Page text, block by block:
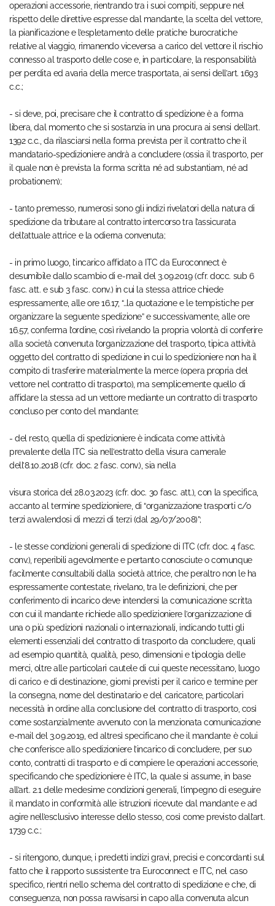
operazioni accessorie, rientrando tra i suoi compiti, seppure nel
rispetto delle direttive espresse dal mandante, la scelta del vettore,
la pianificazione e l’espletamento delle pratiche burocratiche
relative al viaggio, rimanendo viceversa a carico del vettore il rischio
connesso al trasporto delle cose e, in particolare, la responsabilità
per perdita ed avaria della merce trasportata, ai sensi dell’art. 1693
c.c.;
- si deve, poi, precisare che il contratto di spedizione è a forma
libera, dal momento che si sostanzia in una procura ai sensi dell’art.
1392 c.c., da rilasciarsi nella forma prevista per il contratto che il
mandatario-spedizioniere andrà a concludere (ossia il trasporto, per
il quale non è prevista la forma scritta né ad substantiam, né ad
probationem);
- tanto premesso, numerosi sono gli indizi rivelatori della natura di
spedizione da tributare al contratto intercorso tra l’assicurata
dell’attuale attrice e la odierna convenuta;
- in primo luogo, l’incarico affidato a ITC da Euroconnect è
desumibile dallo scambio di e-mail del 3.09.2019 (cfr. docc. sub 6
fasc. att. e sub 3 fasc. conv.) in cui la stessa attrice chiede
espressamente, alle ore 16.17, “…la quotazione e le tempistiche per
organizzare la seguente spedizione” e successivamente, alle ore
16.57, conferma l’ordine, così rivelando la propria volontà di conferire
alla società convenuta l’organizzazione del trasporto, tipica attività
oggetto del contratto di spedizione in cui lo spedizioniere non ha il
compito di trasferire materialmente la merce (opera propria del
vettore nel contratto di trasporto), ma semplicemente quello di
affidare la stessa ad un vettore mediante un contratto di trasporto
concluso per conto del mandante;
- del resto, quella di spedizioniere è indicata come attività
prevalente della ITC sia nell’estratto della visura camerale
dell’8.10.2018 (cfr. doc. 2 fasc. conv.), sia nella
visura storica del 28.03.2023 (cfr. doc. 30 fasc. att.), con la specifica,
accanto al termine spedizioniere, di “organizzazione trasporti c/o
terzi avvalendosi di mezzi di terzi (dal 29/07/2008)”;
- le stesse condizioni generali di spedizione di ITC (cfr. doc. 4 fasc.
conv.), reperibili agevolmente e pertanto conosciute o comunque
facilmente consultabili dalla società attrice, che peraltro non le ha
espressamente contestate, rivelano, tra le definizioni, che per
conferimento di incarico deve intendersi la comunicazione scritta
con cui il mandante richiede allo spedizioniere l’organizzazione di
una o più spedizioni nazionali o internazionali, indicando tutti gli
elementi essenziali del contratto di trasporto da concludere, quali
ad esempio quantità, qualità, peso, dimensioni e tipologia delle
merci, oltre alle particolari cautele di cui queste necessitano, luogo
di carico e di destinazione, giorni previsti per il carico e termine per
la consegna, nome del destinatario e del caricatore, particolari
necessità in ordine alla conclusione del contratto di trasporto, così
come sostanzialmente avvenuto con la menzionata comunicazione
e-mail del 3.09.2019, ed altresì specificano che il mandante è colui
che conferisce allo spedizioniere l’incarico di concludere, per suo
conto, contratti di trasporto e di compiere le operazioni accessorie,
specificando che spedizioniere è ITC, la quale si assume, in base
all’art. 2.1 delle medesime condizioni generali, l’impegno di eseguire
il mandato in conformità alle istruzioni ricevute dal mandante e ad
agire nell’esclusivo interesse dello stesso, così come previsto dall’art.
1739 c.c.;
- si ritengono, dunque, i predetti indizi gravi, precisi e concordanti sul
fatto che il rapporto sussistente tra Euroconnect e ITC, nel caso
specifico, rientri nello schema del contratto di spedizione e che, di
conseguenza, non possa ravvisarsi in capo alla convenuta alcun